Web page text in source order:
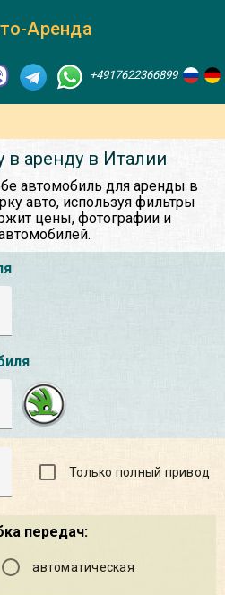
Аренда
+4917622366899
в аренду в Италии
автомобиль для аренды в
авто, используя фильтры
цены, фотографии и
Только полный привод
передач:
автоматическая